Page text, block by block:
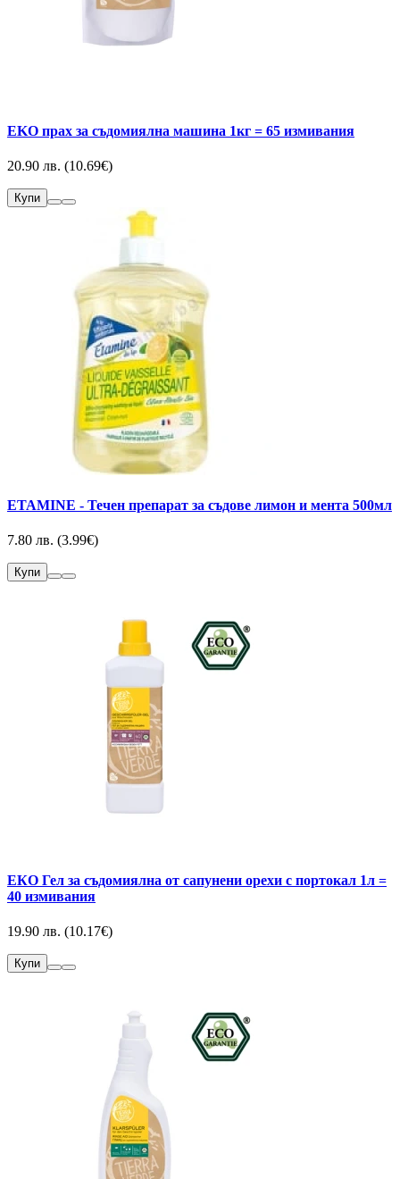
EKO прах за съдомиялна машина 1кг = 65 измивания
20.90 лв. (10.69€)
Купи
ETAMINE - Течен препарат за съдове лимон и мента 500мл
7.80 лв. (3.99€)
Купи
EКО Гел за съдомиялна от сапунени орехи с портокал 1л =
40 измивания
19.90 лв. (10.17€)
Купи